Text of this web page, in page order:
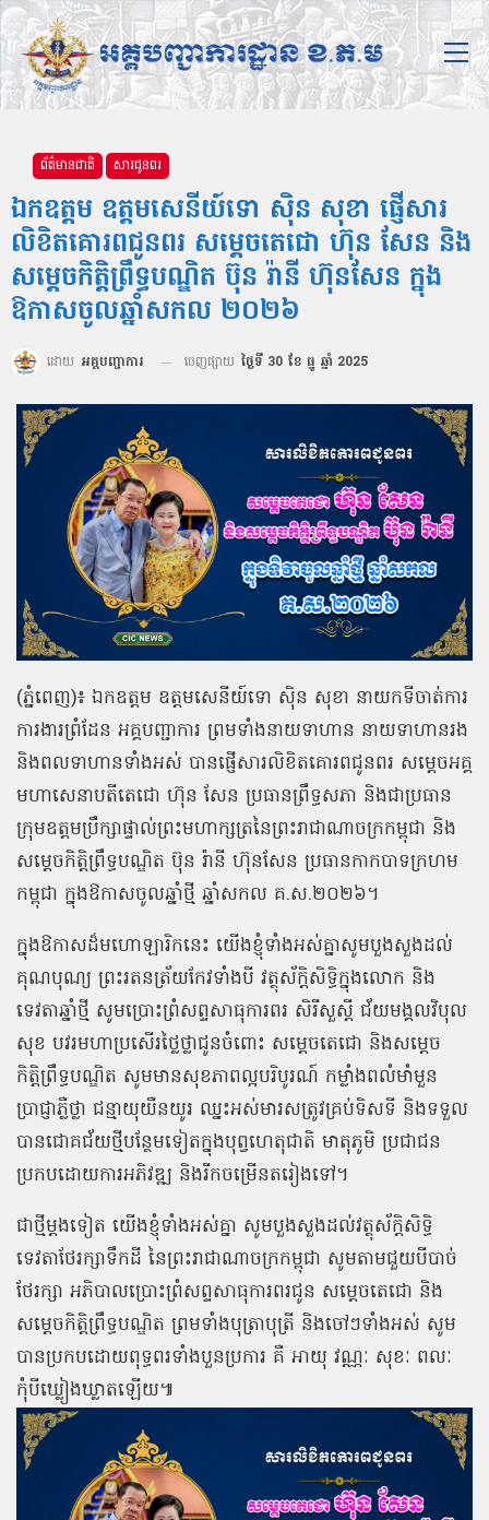
ព័ត៌មានជាតិ សារជូនពរ
ឯកឧត្ដម ឧត្តមសេនីយ៍ទោ ស៊ិន សុខា ផ្ញើសារ
លិខិតគោរពជូនពរ សម្ដេចតេជោ ហ៊ុន សែន និង
សម្ដេចកិត្តិព្រឹទ្ធបណ្ឌិត ប៊ុន រ៉ានី ហ៊ុនសែន ក្នុង
ឱកាសចូលឆ្នាំសកល ២០២៦
ដោយ អគ្គបញ្ជាការ ចេញផ្សាយ ថ្ងៃទី 30 ខែ ធ្នូ ឆ្នាំ 2025
(ភ្នំពេញ)៖ ឯកឧត្ដម ឧត្តមសេនីយ៍ទោ ស៊ិន សុខា នាយកទីចាត់ការ
ការងារព្រំដែន អគ្គបញ្ជាការ ព្រមទាំងនាយទាហាន នាយទាហានរង
និងពលទាហានទាំងអស់ បានផ្ញើសារលិខិតគោរពជូនពរ សម្ដេចអគ្គ
មហាសេនាបតីតេជោ ហ៊ុន សែន ប្រធានព្រឹទ្ធសភា និងជាប្រធាន
ក្រុមឧត្តមប្រឹក្សាផ្ទាល់ព្រះមហាក្សត្រនៃព្រះរាជាណាចក្រកម្ពុជា និង
សម្ដេចកិត្តិព្រឹទ្ធបណ្ឌិត ប៊ុន រ៉ានី ហ៊ុនសែន ប្រធានកាកបាទក្រហម
កម្ពុជា ក្នុងឱកាសចូលឆ្នាំថ្មី ឆ្នាំសកល គ.ស.២០២៦។
ក្នុងឱកាសដ៏មហោឡារិកនេះ យើងខ្ញុំទាំងអស់គ្នាសូមបួងសួងដល់
គុណបុណ្យ ព្រះរតនត្រ័យកែវទាំងបី វត្ថុស័ក្ដិសិទ្ធិក្នុងលោក និង
ទេវតាឆ្នាំថ្មី សូមប្រោះព្រំសព្ទសាធុការពរ សិរីសួស្ដី ជ័យមង្គលវិបុល
សុខ បវរមហាប្រសើរថ្លៃថ្លាជូនចំពោះ សម្ដេចតេជោ និងសម្ដេច
កិត្តិព្រឹទ្ធបណ្ឌិត សូមមានសុខភាពល្អបរិបូរណ៍ កម្លាំងពលំមាំមួន
ប្រាជ្ញាភ្លឺថ្លា ជន្មាយុយឺនយូរ ឈ្នះអស់មារសត្រូវគ្រប់ទិសទី និងទទួល
បានជោគជ័យថ្មីបន្ថែមទៀតក្នុងបុព្វហេតុជាតិ មាតុភូមិ ប្រជាជន
ប្រកបដោយការអភិវឌ្ឍ និងរីកចម្រើនតរៀងទៅ។
ជាថ្មីម្ដងទៀត យើងខ្ញុំទាំងអស់គ្នា សូមបួងសួងដល់វត្ថុស័ក្តិសិទ្ធិ
ទេវតាថែរក្សាទឹកដី នៃព្រះរាជាណាចក្រកម្ពុជា សូមតាមជួយបីបាច់
ថែរក្សា អភិបាលប្រោះព្រំសព្ទសាធុការពរជូន សម្ដេចតេជោ និង
សម្ដេចកិត្តិព្រឹទ្ធបណ្ឌិត ព្រមទាំងបុត្រាបុត្រី និងចៅៗទាំងអស់ សូម
បានប្រកបដោយពុទ្ធពរទាំងបួនប្រការ គឺ អាយុ វណ្ណៈ សុខៈ ពលៈ
កុំបីឃ្លៀងឃ្លាតឡើយ៕